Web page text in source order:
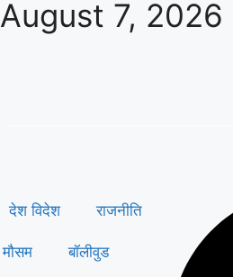
August 7, 2026
देश विदेश राजनीति
मौसम बॉलीवुड